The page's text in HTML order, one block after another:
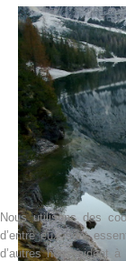
Nous utilisons des
d’entre eux sont
d’autres nous aident